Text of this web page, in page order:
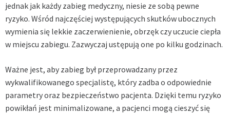
jednak jak każdy zabieg medyczny, niesie ze sobą pewne
ryzyko. Wśród najczęściej występujących skutków ubocznych
wymienia się lekkie zaczerwienienie, obrzęk czy uczucie ciepła
w miejscu zabiegu. Zazwyczaj ustępują one po kilku godzinach.
Ważne jest, aby zabieg był przeprowadzany przez
wykwalifikowanego specjalistę, który zadba o odpowiednie
parametry oraz bezpieczeństwo pacjenta. Dzięki temu ryzyko
powikłań jest minimalizowane, a pacjenci mogą cieszyć się